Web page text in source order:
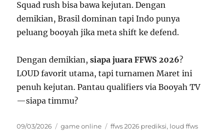
Squad rush bisa bawa kejutan. Dengan
demikian, Brasil dominan tapi Indo punya
peluang booyah jika meta shift ke defend.
Dengan demikian,siapa juara FFWS 2026?
LOUD favorit utama, tapi turnamen Maret ini
penuh kejutan. Pantau qualifiers via Booyah TV
—siapa timmu?
Posted
09/03/2026 Categories
game online Tags
ffws 2026 prediksi, loud ffws